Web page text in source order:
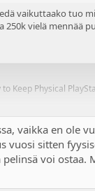
vaikuttaako tuo
250k vielä
Keep Physical
vaikka en ole
vuosi sitten
voi